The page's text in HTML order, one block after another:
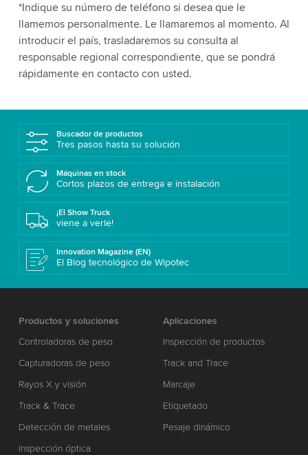
*Indique su número de teléfono si desea que le
llamemos personalmente. Le llamaremos al momento. Al
introducir el país, trasladaremos su consulta al
responsable regional correspondiente, que se pondrá
rápidamente en contacto con usted.
Buscador de productos
Tres pasos hasta su solución
Máquinas en stock
Cortos plazos de entrega e instalación
¡El Show Truck
viene a verle!
Innovation Magazine (EN)
El Blog tecnológico de Wipotec
Productos y soluciones
Controladoras de peso
Capturadoras de peso
Rayos X y visión
Track & Trace
Detección de metales
Inspección óptica
Aplicaciones
Inspección de productos
Track and Trace
Marcaje
Etiquetado
Pesaje dinámico